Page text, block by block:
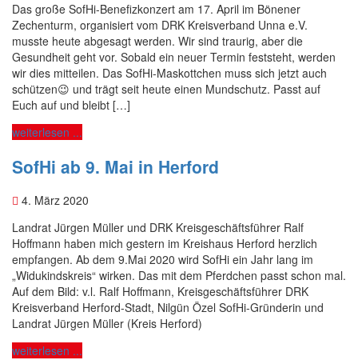
Das große SofHi-Benefizkonzert am 17. April im Bönener
Zechenturm, organisiert vom DRK Kreisverband Unna e.V.
musste heute abgesagt werden. Wir sind traurig, aber die
Gesundheit geht vor. Sobald ein neuer Termin feststeht, werden
wir dies mitteilen. Das SofHi-Maskottchen muss sich jetzt auch
schützen😉 und trägt seit heute einen Mundschutz. Passt auf
Euch auf und bleibt […]
weiterlesen ...
SofHi ab 9. Mai in Herford
4. März 2020
Landrat Jürgen Müller und DRK Kreisgeschäftsführer Ralf
Hoffmann haben mich gestern im Kreishaus Herford herzlich
empfangen. Ab dem 9.Mai 2020 wird SofHi ein Jahr lang im
„Widukindskreis“ wirken. Das mit dem Pferdchen passt schon mal.
Auf dem Bild: v.l. Ralf Hoffmann, Kreisgeschäftsführer DRK
Kreisverband Herford-Stadt, Nilgün Özel SofHi-Gründerin und
Landrat Jürgen Müller (Kreis Herford)
weiterlesen ...